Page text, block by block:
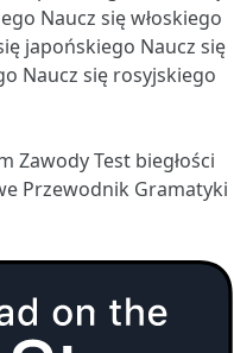
Naucz się włoskiego
japońskiego Naucz się
Naucz się rosyjskiego
ZawodyTest biegłości
Przewodnik Gramatyki